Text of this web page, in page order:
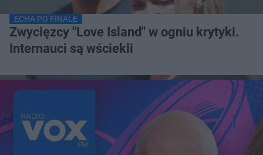
ECHA PO FINALE
Zwycięzcy "Love Island" w ogniu krytyki.
Internauci są wściekli